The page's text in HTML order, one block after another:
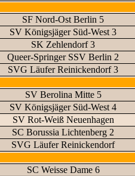
SF Nord-Ost Berlin 5
SV Königsjäger Süd-West 3
SK Zehlendorf 3
Queer-Springer SSV Berlin 2
SVG Läufer Reinickendorf 3
SV Berolina Mitte 5
SV Königsjäger Süd-West 4
SV Rot-Weiß Neuenhagen
SC Borussia Lichtenberg 2
SVG Läufer Reinickendorf
SC Weisse Dame 6